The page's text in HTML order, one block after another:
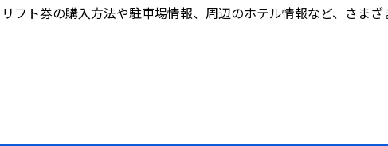
フト券の購入方法や駐車場情報、周辺のホテル情報など、さま